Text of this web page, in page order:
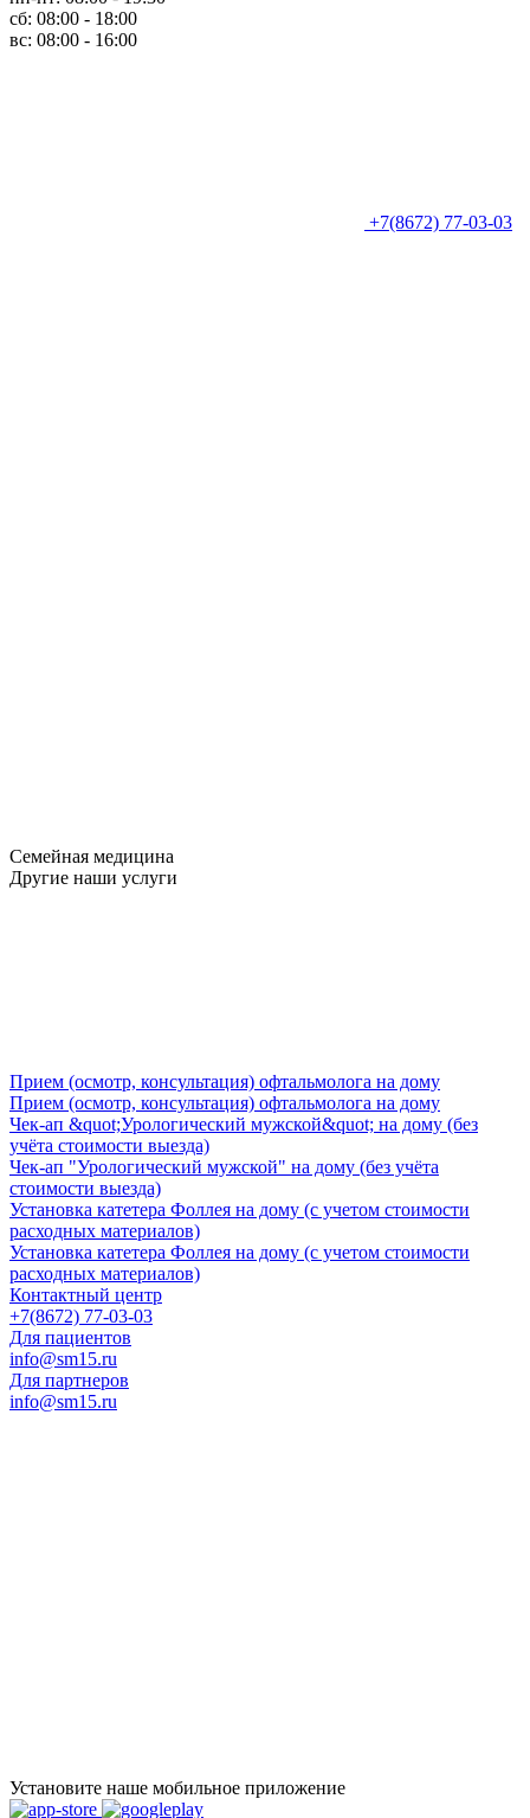
сб: 08:00 - 18:00
вс: 08:00 - 16:00
+7(8672) 77-03-03
Семейная медицина
Другие наши услуги
Прием (осмотр, консультация) офтальмолога на дому
Прием (осмотр, консультация) офтальмолога на дому
Чек-ап &quot;Урологический мужской&quot; на дому (без
учёта стоимости выезда)
Чек-ап "Урологический мужской" на дому (без учёта
стоимости выезда)
Установка катетера Фоллея на дому (с учетом стоимости
расходных материалов)
Установка катетера Фоллея на дому (с учетом стоимости
расходных материалов)
Контактный центр
+7(8672) 77-03-03
Для пациентов
info@sm15.ru
Для партнеров
info@sm15.ru
Установите наше мобильное приложение